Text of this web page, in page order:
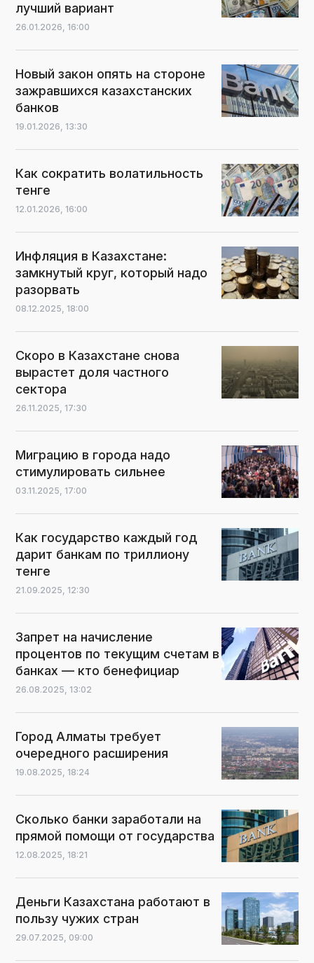
лучший вариант
26.01.2026, 16:00
Новый закон опять на стороне
зажравшихся казахстанских
банков
19.01.2026, 13:30
Как сократить волатильность
тенге
12.01.2026, 16:00
Инфляция в Казахстане:
замкнутый круг, который надо
разорвать
08.12.2025, 18:00
Скоро в Казахстане снова
вырастет доля частного
сектора
26.11.2025, 17:30
Миграцию в города надо
стимулировать сильнее
03.11.2025, 17:00
Как государство каждый год
дарит банкам по триллиону
тенге
21.09.2025, 12:30
Запрет на начисление
процентов по текущим счетам в
банках — кто бенефициар
26.08.2025, 13:02
Город Алматы требует
очередного расширения
19.08.2025, 18:24
Сколько банки заработали на
прямой помощи от государства
12.08.2025, 18:21
Деньги Казахстана работают в
пользу чужих стран
29.07.2025, 09:00